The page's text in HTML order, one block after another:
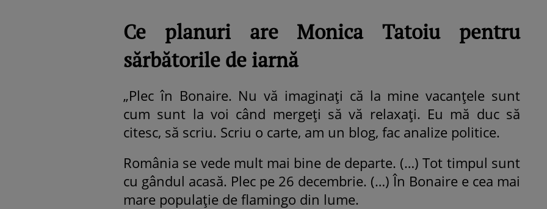
Ce planuri are Monica Tatoiu pentru
sărbătorile de iarnă
„Plec în Bonaire. Nu vă imaginați că la mine vacanțele sunt
cum sunt la voi când mergeți să vă relaxați. Eu mă duc să
citesc, să scriu. Scriu o carte, am un blog, fac analize politice.
România se vede mult mai bine de departe. (…) Tot timpul sunt
cu gândul acasă. Plec pe 26 decembrie. (…) În Bonaire e cea mai
mare populație de flamingo din lume.